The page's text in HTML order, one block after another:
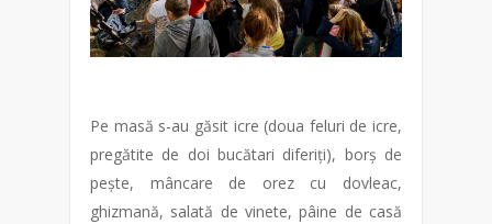
Pe masă s-au găsit icre (doua feluri de icre,
pregătite de doi bucătari diferiți), borș de
pește, mâncare de orez cu dovleac,
ghizmană, salată de vinete, pâine de casă